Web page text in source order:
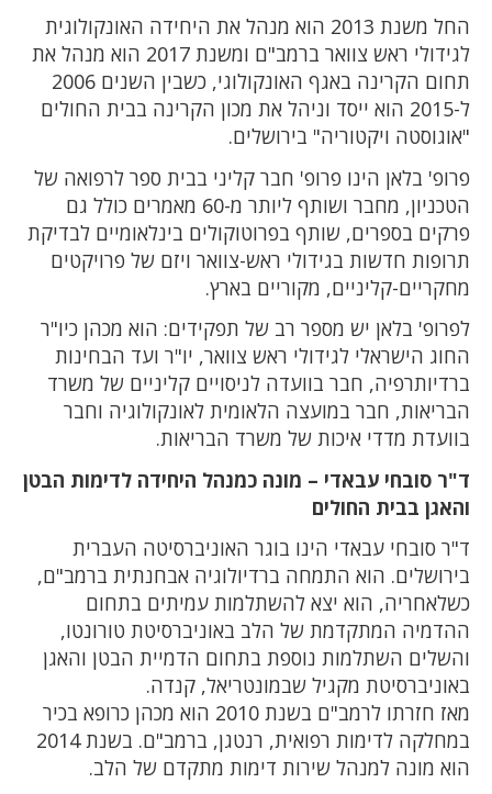
החל משנת 2013 הוא מנהל את היחידה האונקולוגית
לגידולי ראש צוואר ברמב"ם ומשנת 2017 הוא מנהל את
תחום הקרינה באגף האונקולוגי, כשבין השנים 2006
ל-2015 הוא ייסד וניהל את מכון הקרינה בבית החולים
"אוגוסטה ויקטוריה" בירושלים.
פרופ' בלאן הינו פרופ' חבר קליני בבית ספר לרפואה של
הטכניון, מחבר ושותף ליותר מ-60 מאמרים כולל גם
פרקים בספרים, שותף בפרוטוקולים בינלאומיים לבדיקת
תרופות חדשות בגידולי ראש-צוואר ויזם של פרויקטים
מחקריים-קליניים, מקוריים בארץ.
לפרופ' בלאן יש מספר רב של תפקידים: הוא מכהן כיו"ר
החוג הישראלי לגידולי ראש צוואר, יו"ר ועד הבחינות
ברדיותרפיה, חבר בוועדה לניסויים קליניים של משרד
הבריאות, חבר במועצה הלאומית לאונקולוגיה וחבר
בוועדת מדדי איכות של משרד הבריאות.
ד"ר סובחי עבאדי – מונה כמנהל היחידה לדימות הבטן
והאגן בבית החולים
ד"ר סובחי עבאדי הינו בוגר האוניברסיטה העברית
בירושלים. הוא התמחה ברדיולוגיה אבחנתית ברמב"ם,
כשלאחריה, הוא יצא להשתלמות עמיתים בתחום
ההדמיה המתקדמת של הלב באוניברסיטת טורונטו,
והשלים השתלמות נוספת בתחום הדמיית הבטן והאגן
באוניברסיטת מקגיל שבמונטריאל, קנדה.
מאז חזרתו לרמב"ם בשנת 2010 הוא מכהן כרופא בכיר
במחלקה לדימות רפואית, רנטגן, ברמב"ם. בשנת 2014
הוא מונה למנהל שירות דימות מתקדם של הלב.